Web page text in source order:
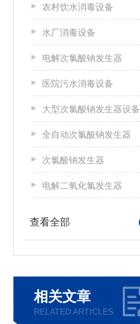
农村饮水消毒设备
水厂消毒设备
电解次氯酸钠发生器
医院污水消毒设备
大型次氯酸钠发生器设备
全自动次氯酸钠发生器
次氯酸钠发生器
电解二氧化氯发生器
查看全部
相关文章
RELATED ARTICLES